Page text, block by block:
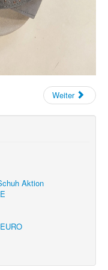
Weiter
Aktion